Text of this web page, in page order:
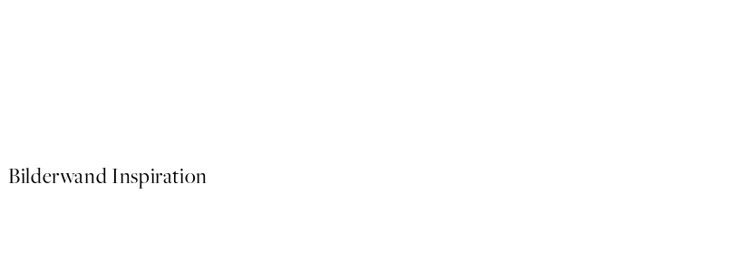
Bilderwand Inspiration